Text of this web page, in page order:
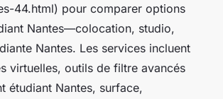
44.html) pour comparer options
Nantes—colocation, studio,
Nantes. Les services incluent
virtuelles, outils de filtre avancés
étudiant Nantes, surface,